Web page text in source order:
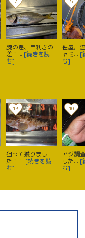
7
腕の差、目利きの
差！... [続きを読
む]
5
佐屋川
ャミ... [
む]
13
狙って獲りまし
た！！ [続きを読
む]
10
アジ調
した... [
む]